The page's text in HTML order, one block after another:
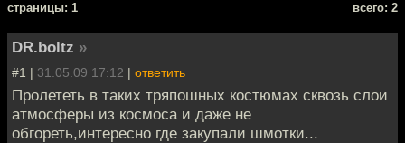
cтраницы: 1 всего: 2
DR.boltz »
#1 | 31.05.09 17:12 | ответить
Пролететь в таких тряпошных костюмах сквозь слои
атмосферы из космоса и даже не
обгореть,интересно где закупали шмотки...